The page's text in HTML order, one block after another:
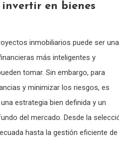
en bienes
inmobiliarios puede ser una
más inteligentes y
tomar. Sin embargo, para
y minimizar los riesgos, es
estrategia bien definida y un
del mercado. Desde la
hasta la gestión eficiente de